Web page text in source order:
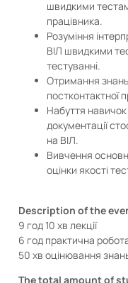
швидкими
працівника.
Розуміння
ВІЛ швидкими
тестуванні.
Отримання
постконтактної
Набуття
документації
на ВІЛ.
Вивчення
оцінки якості
Description of the
9 год 10 хв лекції
6 год практична
50 хв оцінювання
The total amount of